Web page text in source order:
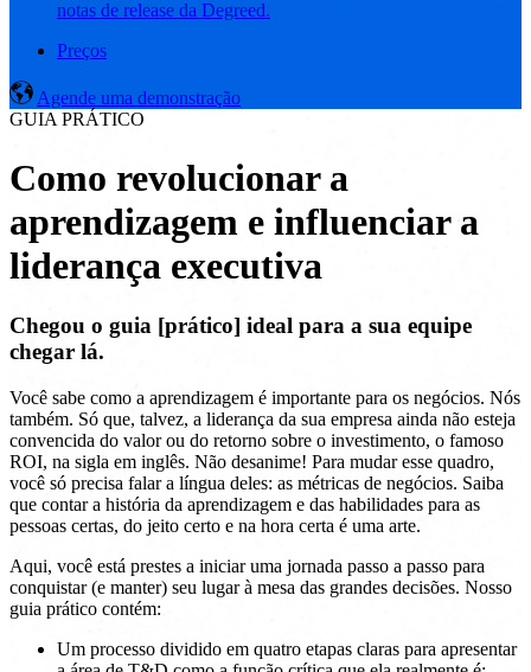
notas de release da Degreed.
Preços
Agende uma demonstração
GUIA PRÁTICO
Como revolucionar a
aprendizagem e influenciar a
liderança executiva
Chegou o guia [prático] ideal para a sua equipe
chegar lá.
Você sabe como a aprendizagem é importante para os negócios. Nós
também. Só que, talvez, a liderança da sua empresa ainda não esteja
convencida do valor ou do retorno sobre o investimento, o famoso
ROI, na sigla em inglês. Não desanime! Para mudar esse quadro,
você só precisa falar a língua deles: as métricas de negócios. Saiba
que contar a história da aprendizagem e das habilidades para as
pessoas certas, do jeito certo e na hora certa é uma arte.
Aqui, você está prestes a iniciar uma jornada passo a passo para
conquistar (e manter) seu lugar à mesa das grandes decisões. Nosso
guia prático contém:
Um processo dividido em quatro etapas claras para apresentar